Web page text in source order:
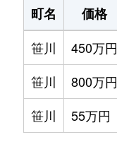
町名 価格
笹川
450万円
笹川
800万円
笹川
55万円